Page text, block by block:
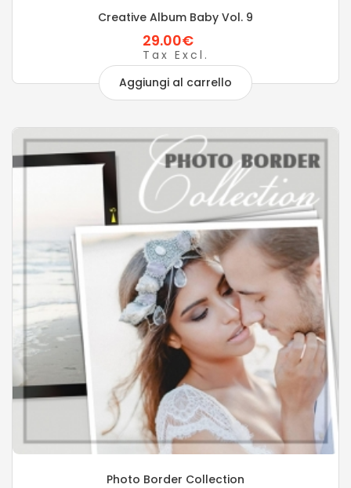
Creative Album Baby Vol. 9
29.00€
Tax Excl.
Aggiungi al carrello
Photo Border Collection